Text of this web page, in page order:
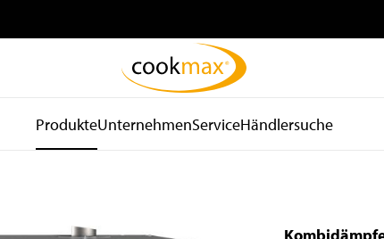
ProdukteUnternehmenServiceHändlersuche